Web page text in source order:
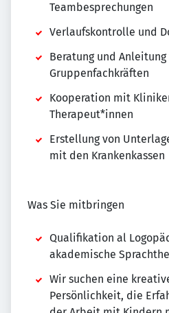
Teambesprechungen
Verlaufskontrolle und
Beratung und
Gruppenfachkräften
Kooperation mit
Therapeut*innen
Erstellung von
mit den Krankenkassen
Was Sie mitbringen
Qualifikation al
akademische
Wir suchen eine
Persönlichkeit, die